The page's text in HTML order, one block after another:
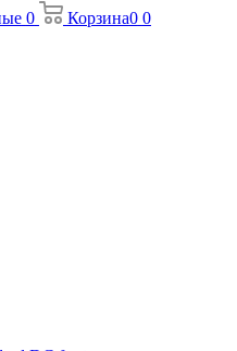
0 Корзина0 0